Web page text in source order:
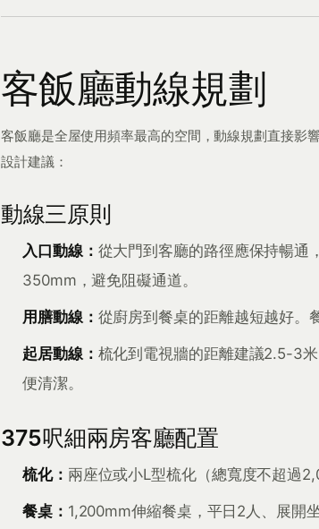
客飯廳動線規劃
客飯廳是全屋使用頻率最高的空間，動線規劃直接影
設計建議：
動線三原則
入口動線： 從大門到客廳的路徑應保持暢
350mm，避免阻礙通道。
用膳動線： 從廚房到餐桌的距離越短越好。
起居動線： 梳化到電視牆的距離建議2.5-3
便清潔。
375呎細兩房客廳配置
梳化： 兩座位或小L型梳化（總寬度不超過
餐桌： 1,200mm伸縮餐桌，平日2人、展開